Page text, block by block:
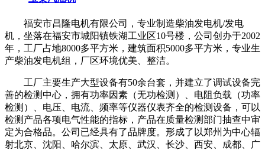
福安市昌隆电机有限公司，专业制造柴油发电机/发电
机，坐落在福安市城阳镇铁湖工业区10号楼，公司创办于2002
年，工厂占地8000多平方米，建筑面积5000多平方米，专业生
产柴油发电机组，厂区环境优美、整洁。
工厂主要生产大型设备有50余台套，并建立了调试设备完
善的检测中心，拥有功率因素（无功检测）、电阻负载（功率
检测）、电压、电流、频率等仪器仪表齐全的检测设备，可以
检测产品各项电气性能的指标，产品在质量检测部门抽查中审
定为合格品。公司已经具有了品牌度。形成了以郑州为中心辐
射北京、沈阳、哈尔滨、太原、武汉、长沙、西安、成都、广